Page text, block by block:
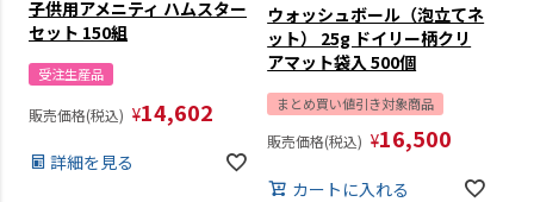
子供用アメニティ ハムスター
セット 150組
受注生産品
販売価格(税込) ¥14,602
詳細を見る
ウォッシュボール（泡立てネ
ット） 25g ドイリー柄クリ
アマット袋入 500個
まとめ買い値引き対象商品
販売価格(税込) ¥16,500
カートに入れる